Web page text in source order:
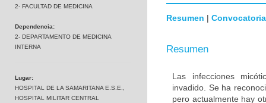
2- FACULTAD DE MEDICINA
Dependencia:
2- DEPARTAMENTO DE MEDICINA
INTERNA
Lugar:
HOSPITAL DE LA SAMARITANA E.S.E.,
HOSPITAL MILITAR CENTRAL
Resumen | Convocatoria
Resumen
Las infecciones
invadido. Se ha
pero actualmente hay